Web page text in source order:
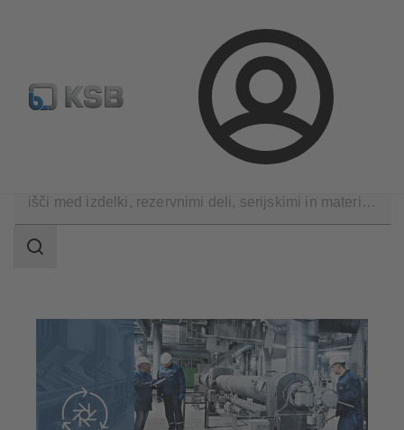
Prijava
Standardno iskanje rezervih delov Konfiguracija
iskanja
področje